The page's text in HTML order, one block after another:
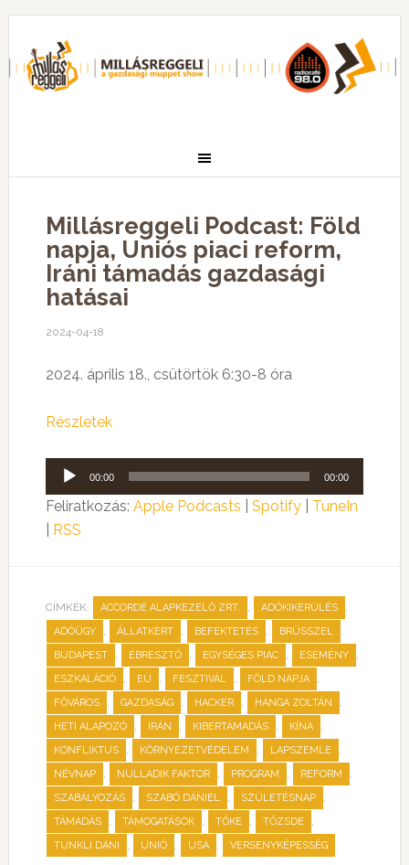
Millásreggeli Podcast: Föld
napja, Uniós piaci reform,
Iráni támadás gazdasági
hatásai
2024-04-18
2024. április 18., csütörtök 6:30-8 óra
Részletek
Audió
lejátszó
00:00 00:00
Feliratkozás: Apple Podcasts Spotify| TuneIn
RSS
CÍMKÉK: ACCORDE ALAPKEZELŐ ZRT. , ADÓKIKERÜLÉS ,
ADÓÜGY , ÁLLATKERT , BEFEKTETÉS , BRÜSSZEL ,
BUDAPEST , ÉBRESZTŐ , EGYSÉGES PIAC , ESEMÉNY ,
ESZKALÁCIÓ , EU , FESZTIVÁL , FÖLD NAPJA ,
FŐVÁROS , GAZDASÁG , HACKER , HANGA ZOLTÁN ,
HETI ALAPOZÓ , IRÁN , KIBERTÁMADÁS , KÍNA ,
KONFLIKTUS , KÖRNYEZETVÉDELEM , LAPSZEMLE ,
NÉVNAP , NULLADIK FAKTOR , PROGRAM , REFORM ,
SZABÁLYOZÁS , SZABÓ DÁNIEL , SZÜLETÉSNAP ,
TÁMADÁS , TÁMOGATÁSOK , TŐKE , TŐZSDE ,
TUNKLI DANI , UNIÓ , USA , VERSENYKÉPESSÉG